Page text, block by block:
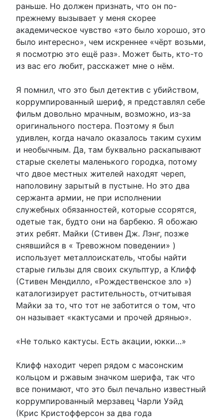
раньше. Но должен признать, что он по-
прежнему вызывает у меня скорее
академическое чувство «это было хорошо, это
было интересно», чем искреннее «чёрт возьми,
я посмотрю это ещё раз». Может быть, кто-то
из вас его любит, расскажет мне о нём.
Я помнил, что это был детектив с убийством,
коррумпированный шериф, я представлял себе
фильм довольно мрачным, возможно, из-за
оригинального постера. Поэтому я был
удивлен, когда начало оказалось таким сухим
и необычным. Да, там буквально раскапывают
старые скелеты маленького городка, потому
что двое местных жителей находят череп,
наполовину зарытый в пустыне. Но это два
сержанта армии, не при исполнении
служебных обязанностей, которые ссорятся,
одетые так, будто они на барбекю. Я обожаю
этих ребят. Майки (Стивен Дж. Лэнг, позже
снявшийся в « Тревожном поведении» )
использует металлоискатель, чтобы найти
старые гильзы для своих скульптур, а Клифф
(Стивен Мендилло, «Рождественское зло »)
каталогизирует растительность, отчитывая
Майки за то, что тот не заботится о том, что
он называет «кактусами и прочей дрянью».
«Не только кактусы. Есть акации, юкки…»
Клифф находит череп рядом с масонским
кольцом и ржавым значком шерифа, так что
все понимают, что это был печально известный
коррумпированный мерзавец Чарли Уэйд
(Крис Кристофферсон за два года